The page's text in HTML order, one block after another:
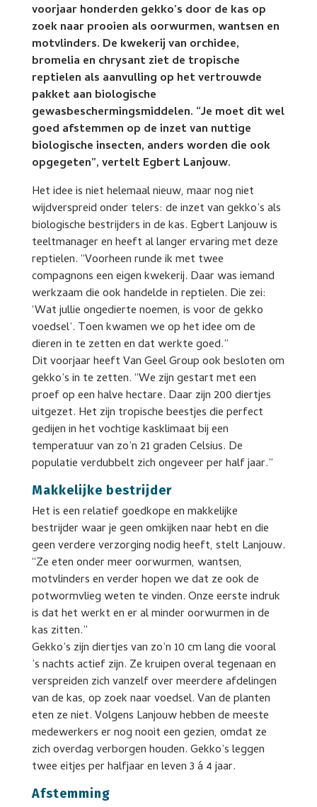
voorjaar honderden gekko’s door de kas op
zoek naar prooien als oorwurmen, wantsen en
motvlinders. De kwekerij van orchidee,
bromelia en chrysant ziet de tropische
reptielen als aanvulling op het vertrouwde
pakket aan biologische
gewasbeschermingsmiddelen. “Je moet dit wel
goed afstemmen op de inzet van nuttige
biologische insecten, anders worden die ook
opgegeten”, vertelt Egbert Lanjouw.
Het idee is niet helemaal nieuw, maar nog niet
wijdverspreid onder telers: de inzet van gekko’s als
biologische bestrijders in de kas. Egbert Lanjouw is
teeltmanager en heeft al langer ervaring met deze
reptielen. “Voorheen runde ik met twee
compagnons een eigen kwekerij. Daar was iemand
werkzaam die ook handelde in reptielen. Die zei:
‘Wat jullie ongedierte noemen, is voor de gekko
voedsel’. Toen kwamen we op het idee om de
dieren in te zetten en dat werkte goed.”
Dit voorjaar heeft Van Geel Group ook besloten om
gekko’s in te zetten. “We zijn gestart met een
proef op een halve hectare. Daar zijn 200 diertjes
uitgezet. Het zijn tropische beestjes die perfect
gedijen in het vochtige kasklimaat bij een
temperatuur van zo’n 21 graden Celsius. De
populatie verdubbelt zich ongeveer per half jaar.”
Makkelijke bestrijder
Het is een relatief goedkope en makkelijke
bestrijder waar je geen omkijken naar hebt en die
geen verdere verzorging nodig heeft, stelt Lanjouw.
“Ze eten onder meer oorwurmen, wantsen,
motvlinders en verder hopen we dat ze ook de
potwormvlieg weten te vinden. Onze eerste indruk
is dat het werkt en er al minder oorwurmen in de
kas zitten.”
Gekko’s zijn diertjes van zo’n 10 cm lang die vooral
’s nachts actief zijn. Ze kruipen overal tegenaan en
verspreiden zich vanzelf over meerdere afdelingen
van de kas, op zoek naar voedsel. Van de planten
eten ze niet. Volgens Lanjouw hebben de meeste
medewerkers er nog nooit een gezien, omdat ze
zich overdag verborgen houden. Gekko’s leggen
twee eitjes per halfjaar en leven 3 á 4 jaar.
Afstemming